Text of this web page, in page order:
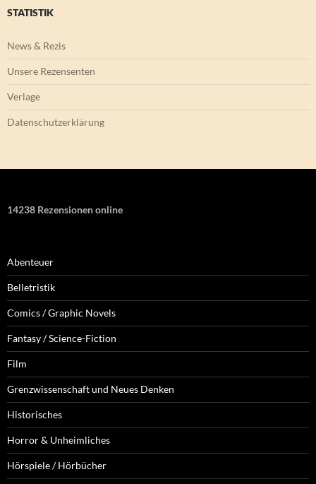
STATISTIK
News & Rezis
Unsere Rezensenten
Verlage
Datenschutzerklärung
14238 Rezensionen online
Abenteuer
Belletristik
Comics / Graphic Novels
Fantasy / Science-Fiction
Film
Grenzwissenschaft und Neues Denken
Historisches
Horror & Unheimliches
Hörspiele / Hörbücher